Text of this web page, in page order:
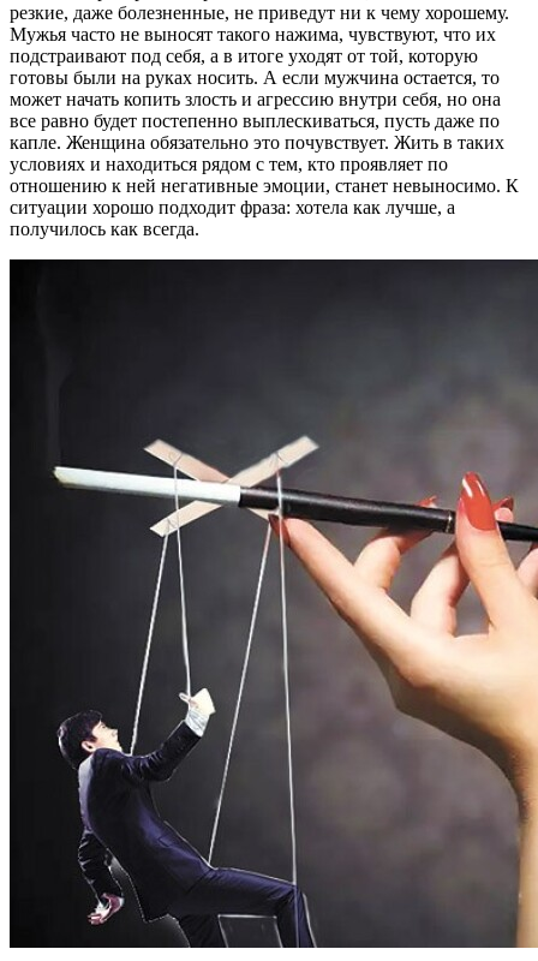
резкие, даже болезненные, не приведут ни к чему хорошему.
Мужья часто не выносят такого нажима, чувствуют, что их
подстраивают под себя, а в итоге уходят от той, которую
готовы были на руках носить. А если мужчина остается, то
может начать копить злость и агрессию внутри себя, но она
все равно будет постепенно выплескиваться, пусть даже по
капле. Женщина обязательно это почувствует. Жить в таких
условиях и находиться рядом с тем, кто проявляет по
отношению к ней негативные эмоции, станет невыносимо. К
ситуации хорошо подходит фраза: хотела как лучше, а
получилось как всегда.